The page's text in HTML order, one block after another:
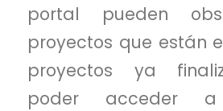
portal pueden
proyectos que están
proyectos ya
poder acceder